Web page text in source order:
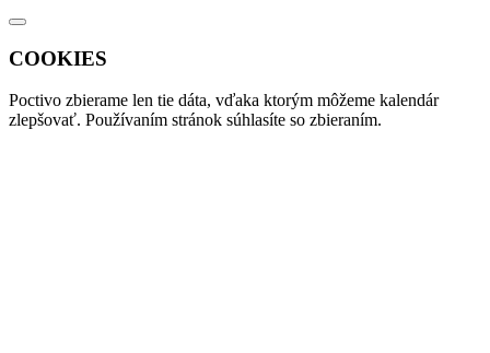
COOKIES
Poctivo zbierame len tie dáta, vďaka ktorým môžeme kalendár
zlepšovať. Používaním stránok súhlasíte so zbieraním.